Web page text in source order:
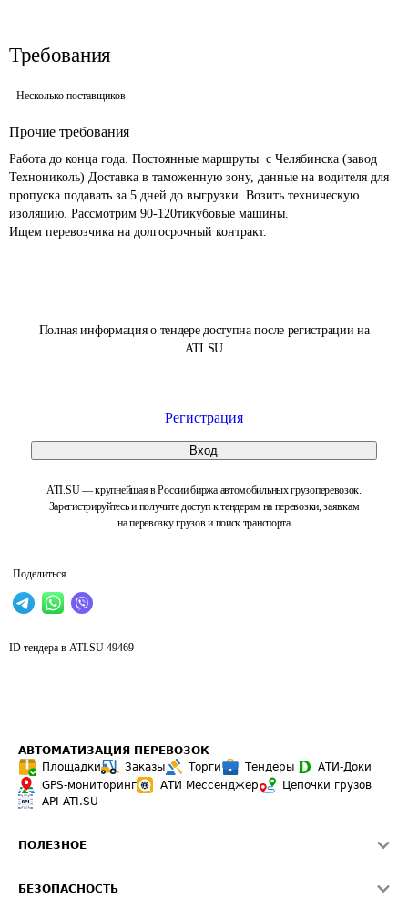
Полная информация о тендере доступна после регистрации на
ATI.SU
Регистрация
Вход
ATI.SU — крупнейшая в России биржа автомобильных грузоперевозок.
Зарегистрируйтесь и получите доступ к тендерам на перевозки, заявкам
на перевозку грузов и поиск транспорта
Поделиться
Требования
Несколько поставщиков
Прочие требования
Работа до конца года. Постоянные маршруты  с Челябинска (завод
Технониколь) Доставка в таможенную зону, данные на водителя для
пропуска подавать за 5 дней до выгрузки. Возить техническую
изоляцию. Рассмотрим 90-120тикубовые машины.
Ищем перевозчика на долгосрочный контракт.
ID тендера в ATI.SU 49469
АВТОМАТИЗАЦИЯ ПЕРЕВОЗОК
Площадки
Заказы Торги Тендеры
АТИ-Доки
GPS-мониторинг
АТИ Мессенджер
Цепочки грузов
API ATI.SU
ПОЛЕЗНОЕ
БЕЗОПАСНОСТЬ